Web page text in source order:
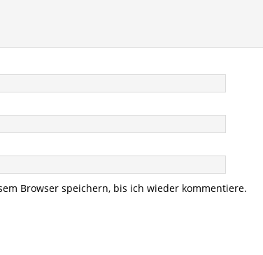
Browser speichern, bis ich wieder kommentiere.